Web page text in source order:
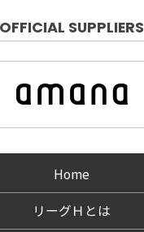
OFFICIAL SUPPLIERS
Home
リーグＨとは